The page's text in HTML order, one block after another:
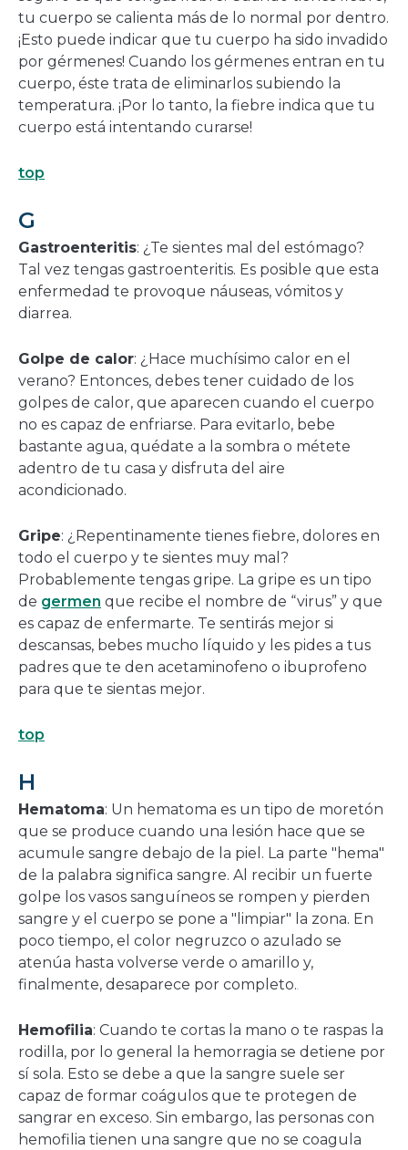
tu cuerpo se calienta más de lo normal por dentro.
¡Esto puede indicar que tu cuerpo ha sido invadido
por gérmenes! Cuando los gérmenes entran en tu
cuerpo, éste trata de eliminarlos subiendo la
temperatura. ¡Por lo tanto, la fiebre indica que tu
cuerpo está intentando curarse!
top
G
Gastroenteritis: ¿Te sientes mal del estómago?
Tal vez tengas gastroenteritis. Es posible que esta
enfermedad te provoque náuseas, vómitos y
diarrea.
Golpe de calor: ¿Hace muchísimo calor en el
verano? Entonces, debes tener cuidado de los
golpes de calor, que aparecen cuando el cuerpo
no es capaz de enfriarse. Para evitarlo, bebe
bastante agua, quédate a la sombra o métete
adentro de tu casa y disfruta del aire
acondicionado.
Gripe: ¿Repentinamente tienes fiebre, dolores en
todo el cuerpo y te sientes muy mal?
Probablemente tengas gripe. La gripe es un tipo
de germen que recibe el nombre de “virus” y que
es capaz de enfermarte. Te sentirás mejor si
descansas, bebes mucho líquido y les pides a tus
padres que te den acetaminofeno o ibuprofeno
para que te sientas mejor.
top
H
Hematoma: Un hematoma es un tipo de moretón
que se produce cuando una lesión hace que se
acumule sangre debajo de la piel. La parte "hema"
de la palabra significa sangre. Al recibir un fuerte
golpe los vasos sanguíneos se rompen y pierden
sangre y el cuerpo se pone a "limpiar" la zona. En
poco tiempo, el color negruzco o azulado se
atenúa hasta volverse verde o amarillo y,
finalmente, desaparece por completo..
Hemofilia: Cuando te cortas la mano o te raspas la
rodilla, por lo general la hemorragia se detiene por
sí sola. Esto se debe a que la sangre suele ser
capaz de formar coágulos que te protegen de
sangrar en exceso. Sin embargo, las personas con
hemofilia tienen una sangre que no se coagula